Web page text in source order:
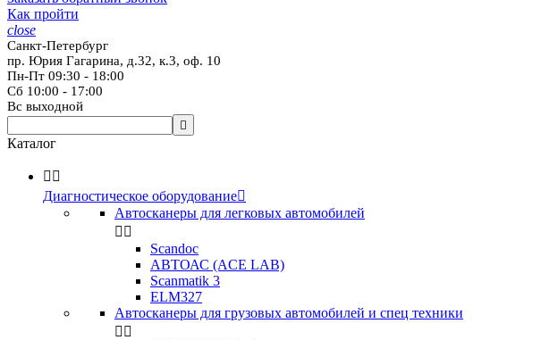
Как пройти
close
Санкт-Петербург
пр. Юрия Гагарина, д.32, к.3, оф. 10
Пн-Пт 09:30 - 18:00
Сб 10:00 - 17:00
Вс выходной

Каталог
 
Диагностическое оборудование
Автосканеры для легковых автомобилей
 
Scandoc
АВТОАС (ACE LAB)
Scanmatik 3
ELM327
Автосканеры для грузовых автомобилей и спец техники
 